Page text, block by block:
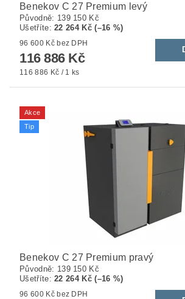
Benekov C 27 Premium levý
Původně: 139 150 Kč
Ušetříte:22 264 Kč (–16 %)
96 600 Kč bez DPH
116 886 Kč
116 886 Kč / 1 ks
Akce
Tip
Benekov C 27 Premium pravý
Původně: 139 150 Kč
Ušetříte:22 264 Kč (–16 %)
96 600 Kč bez DPH